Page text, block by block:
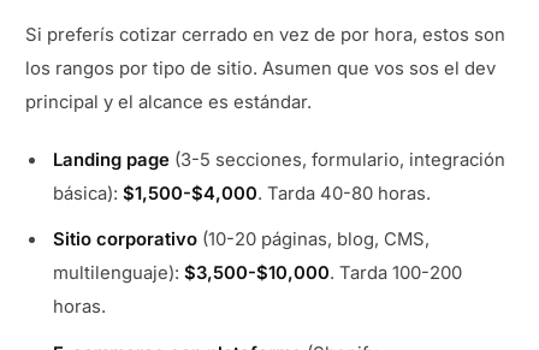
Si preferís cotizar cerrado en vez de por hora, estos son
los rangos por tipo de sitio. Asumen que vos sos el dev
principal y el alcance es estándar.
Landing page (3-5 secciones, formulario, integración
básica):$1,500-$4,000. Tarda 40-80 horas.
Sitio corporativo (10-20 páginas, blog, CMS,
multilenguaje):$3,500-$10,000. Tarda 100-200
horas.